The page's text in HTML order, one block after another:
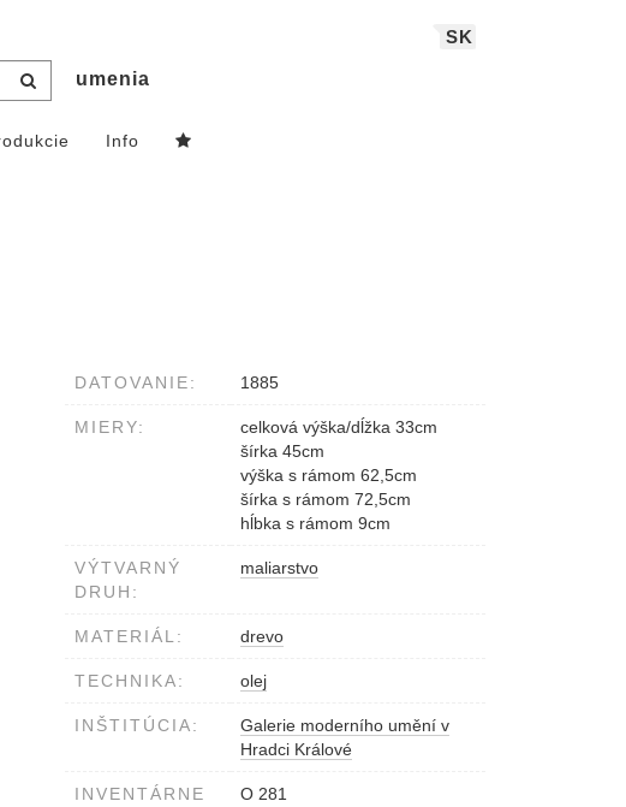
SK
umenia
Info
DATOVANIE: 1885
MIERY:
celková výška/dĺžka 33cm
šírka 45cm
výška s rámom 62,5cm
šírka s rámom 72,5cm
hĺbka s rámom 9cm
VÝTVARNÝ
DRUH:
maliarstvo
MATERIÁL: drevo
TECHNIKA: olej
INŠTITÚCIA:
Galerie moderního umění v
Hradci Králové
INVENTÁRNE
O 281